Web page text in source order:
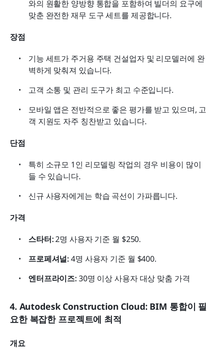
와의 원활한 양방향 통합을 포함하여 빌더의 요구에
맞춘 완전한 재무 도구 세트를 제공합니다.
장점
기능 세트가 주거용 주택 건설업자 및 리모델러에 완
벽하게 맞춰져 있습니다.
고객 소통 및 관리 도구가 최고 수준입니다.
모바일 앱은 전반적으로 좋은 평가를 받고 있으며, 고
객 지원도 자주 칭찬받고 있습니다.
단점
특히 소규모 1인 리모델링 작업의 경우 비용이 많이
들 수 있습니다.
신규 사용자에게는 학습 곡선이 가파릅니다.
가격
스타터: 2명 사용자 기준 월 $250.
프로페셔널: 4명 사용자 기준 월 $400.
엔터프라이즈: 30명 이상 사용자 대상 맞춤 가격
4. Autodesk Construction Cloud: BIM 통합이 필
요한 복잡한 프로젝트에 최적
개요